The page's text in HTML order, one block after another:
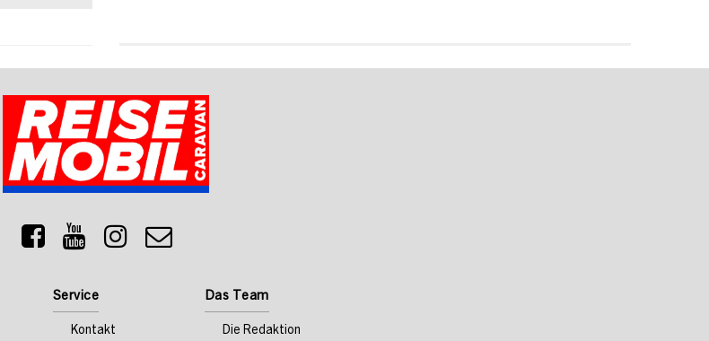
Service
Kontakt
Das Team
Die Redaktion